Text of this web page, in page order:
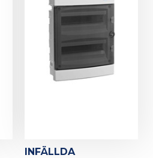
INFÄLLDA